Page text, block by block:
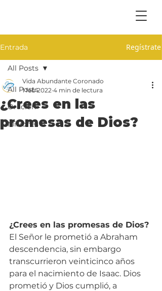
Entrada Regístrate
All Posts
Oración
Misiones
All Posts
¿Crees en las
promesas de Dios?
Vida Abundante Coronado
1 feb 2022 4 min de lectura
¿Crees en las promesas de Dios?
El Señor le prometió a Abraham
descendencia, sin embargo
transcurrieron veinticinco años
para el nacimiento de Isaac. Dios
prometió y Dios cumplió, a